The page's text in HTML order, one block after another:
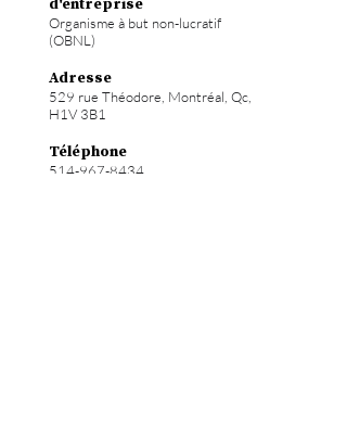
d'entreprise
Organisme à but non-lucratif
(OBNL)
Adresse
529 rue Théodore, Montréal, Qc,
H1V 3B1
Téléphone
514-967-8434